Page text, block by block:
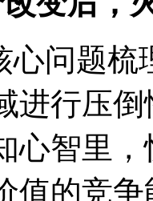
心问题梳
进行压
心智里
值的竞争